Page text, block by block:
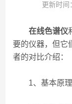
更新时间
在线色谱仪
要的仪器，但它
者的对比介绍：
1、基本原理